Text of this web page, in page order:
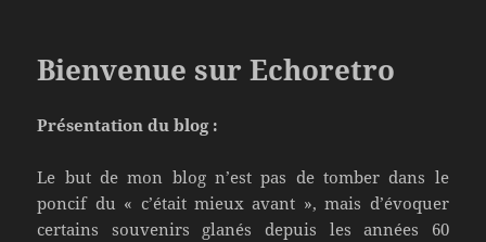
Bienvenue sur Echoretro
Présentation du blog :
Le but de mon blog n’est pas de tomber dans le
poncif du « c’était mieux avant », mais d’évoquer
certains souvenirs glanés depuis les années 60